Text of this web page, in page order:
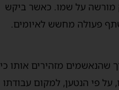
מורשה על שמו. כאשר ביקש
פעולה מחשש לאיומים.
שהנאשמים מזהירים אותו כי
פי הנטען, למקום עבודתו